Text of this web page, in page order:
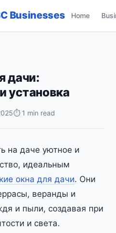
Businesses Home
дачи:
установка
⏱ 1 min read
на даче уютное и
идеальным
окна для дачи. Они
веранды и
и пыли, создавая при
и света.